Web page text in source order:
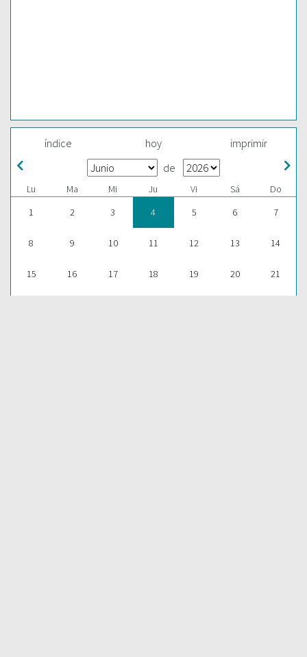
índice hoy imprimir
de
Lu Ma Mi Ju Vi Sá
Do
1
2 3 4 5 6 7
8 9 10 11 12 13 14
15 16 17 18 19 20 21